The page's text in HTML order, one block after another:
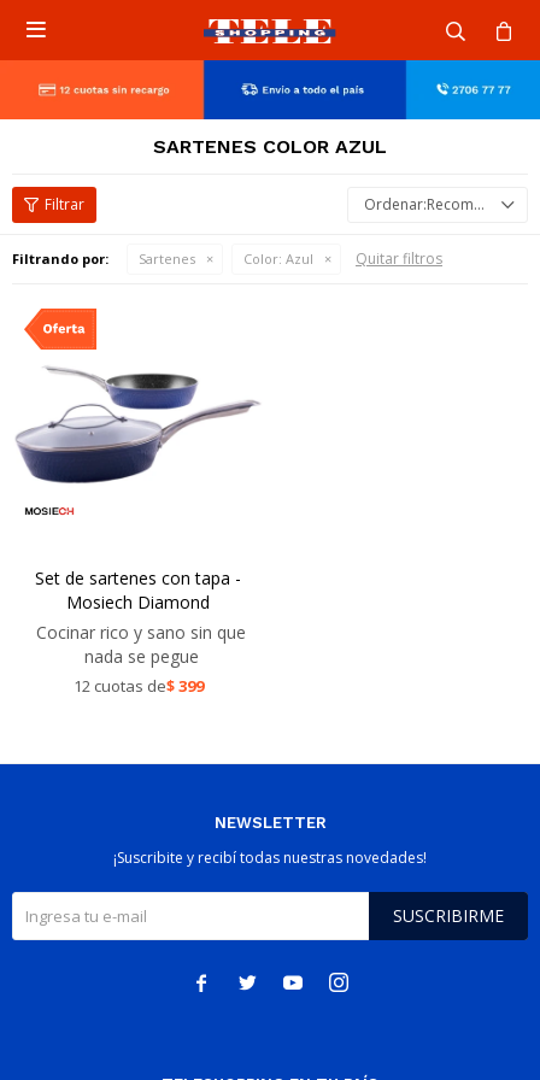

SARTENES COLOR AZUL
Recomendados
Filtrando por: Sartenes Color: Azul Quitar filtros
Set de sartenes con tapa -
Mosiech Diamond
Cocinar rico y sano sin que
nada se pegue
12 cuotas de$399
NEWSLETTER
¡Suscribite y recibí todas nuestras novedades!
SUSCRIBIRME
   